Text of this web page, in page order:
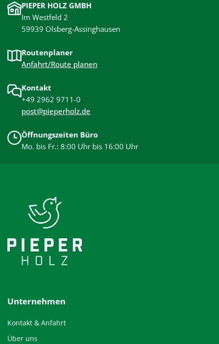
PIEPER HOLZ GMBH
Im Westfeld 2
59939 Olsberg-Assinghausen
Routenplaner
Anfahrt/Route planen
Kontakt
+49 2962 9711-0
post@pieperholz.de
Öffnungszeiten Büro
Mo. bis Fr.: 8:00 Uhr bis 16:00 Uhr
Unternehmen
Kontakt & Anfahrt
Über uns